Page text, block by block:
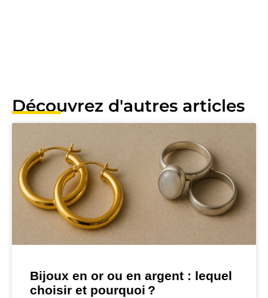
Découvrez d'autres articles
Bijoux en or ou en argent : lequel
choisir et pourquoi ?